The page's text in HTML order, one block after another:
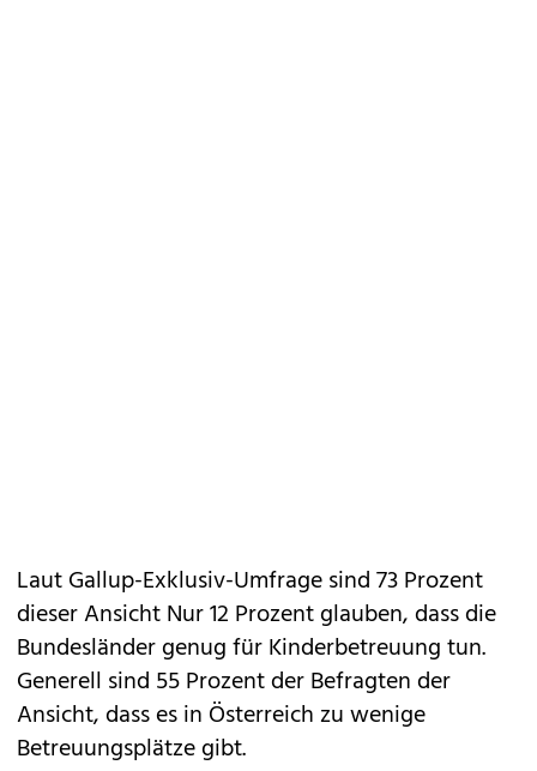
Laut Gallup-Exklusiv-Umfrage sind 73 Prozent
dieser Ansicht Nur 12 Prozent glauben, dass die
Bundesländer genug für Kinderbetreuung tun.
Generell sind 55 Prozent der Befragten der
Ansicht, dass es in Österreich zu wenige
Betreuungsplätze gibt.